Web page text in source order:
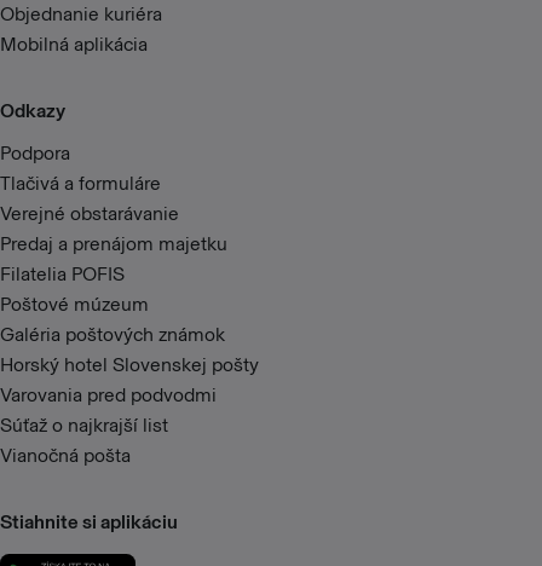
Objednanie kuriéra
Mobilná aplikácia
Odkazy
Podpora
Tlačivá a formuláre
Verejné obstarávanie
Predaj a prenájom majetku
Filatelia POFIS
Poštové múzeum
Galéria poštových známok
Horský hotel Slovenskej pošty
Varovania pred podvodmi
Súťaž o najkrajší list
Vianočná pošta
Stiahnite si aplikáciu